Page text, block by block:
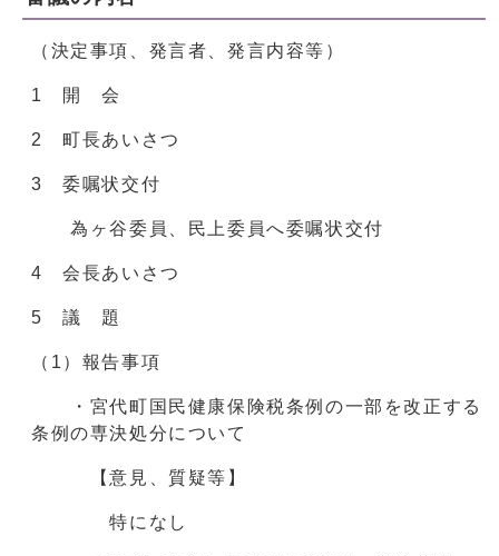
（決定事項、発言者、発言内容等）
1 開 会
2 町長あいさつ
3 委嘱状交付
為ヶ谷委員、民上委員へ委嘱状交付
4 会長あいさつ
5 議 題
（1）報告事項
・宮代町国民健康保険税条例の一部を改正する
条例の専決処分について
【意見、質疑等】
特になし